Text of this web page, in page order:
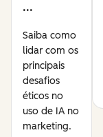
...
Saiba como
lidar com os
principais
desafios
éticos no
uso de IA no
marketing.